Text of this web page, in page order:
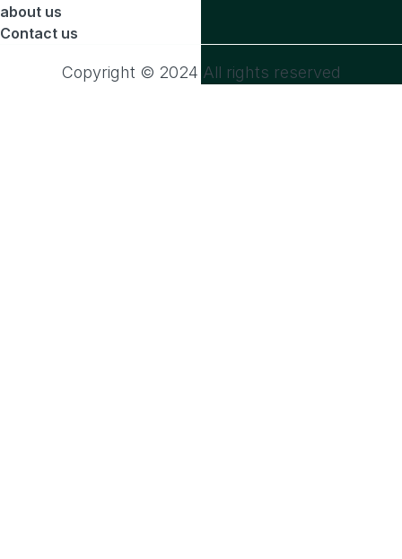
about us
Contact us
Copyright © 2024 All rights reserved